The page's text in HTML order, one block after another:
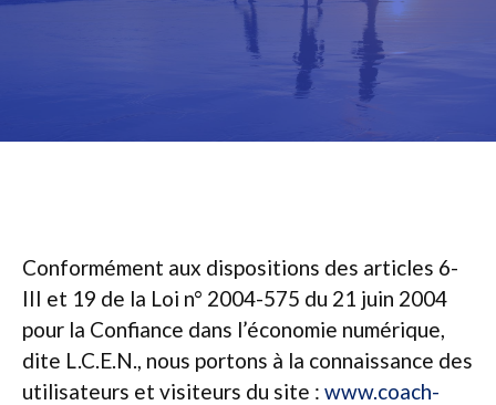
Conformément aux dispositions des articles 6-
III et 19 de la Loi n° 2004-575 du 21 juin 2004
pour la Confiance dans l’économie numérique,
dite L.C.E.N., nous portons à la connaissance des
utilisateurs et visiteurs du site : www.coach-